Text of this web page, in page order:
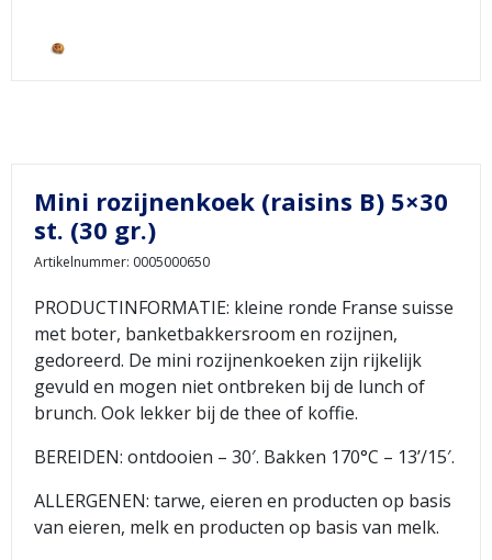
Mini rozijnenkoek (raisins B) 5×30
st. (30 gr.)
Artikelnummer: 0005000650
PRODUCTINFORMATIE: kleine ronde Franse suisse
met boter, banketbakkersroom en rozijnen,
gedoreerd. De mini rozijnenkoeken zijn rijkelijk
gevuld en mogen niet ontbreken bij de lunch of
brunch. Ook lekker bij de thee of koffie.
BEREIDEN: ontdooien – 30′. Bakken 170°C – 13’/15′.
ALLERGENEN: tarwe, eieren en producten op basis
van eieren, melk en producten op basis van melk.